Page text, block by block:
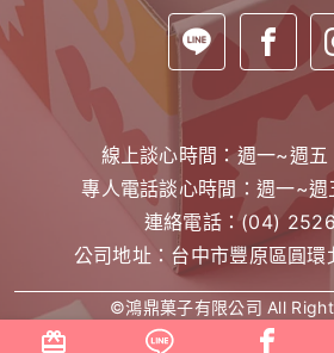
線上談心時間：週一~週
專人電話談心時間：週一~
連絡電話： (04)
公司地址：台中市豐原區圓
©鴻鼎菓子有限公司 All